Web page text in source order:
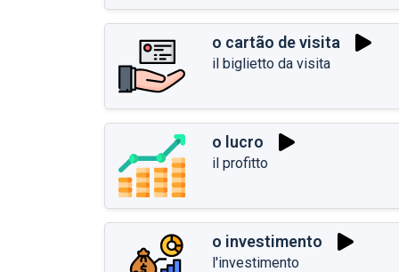
o cartão de visita
il biglietto da visita
o lucro
il profitto
o investimento
l'investimento